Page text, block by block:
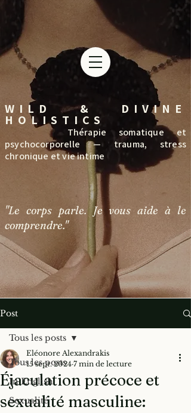
WILD & DIVINE
HOLISTICS
Thérapie somatique et
psychocorporelle — trauma, stress
chronique et vie intime
"Le corps parle. Je vous aide à le
comprendre."
Post
Tous les posts
In English
Sexualité
Tous les posts
Éjaculation précoce et
sexualité masculine:
Eléonore Alexandrakis
15 sept. 2024 7 min de lecture